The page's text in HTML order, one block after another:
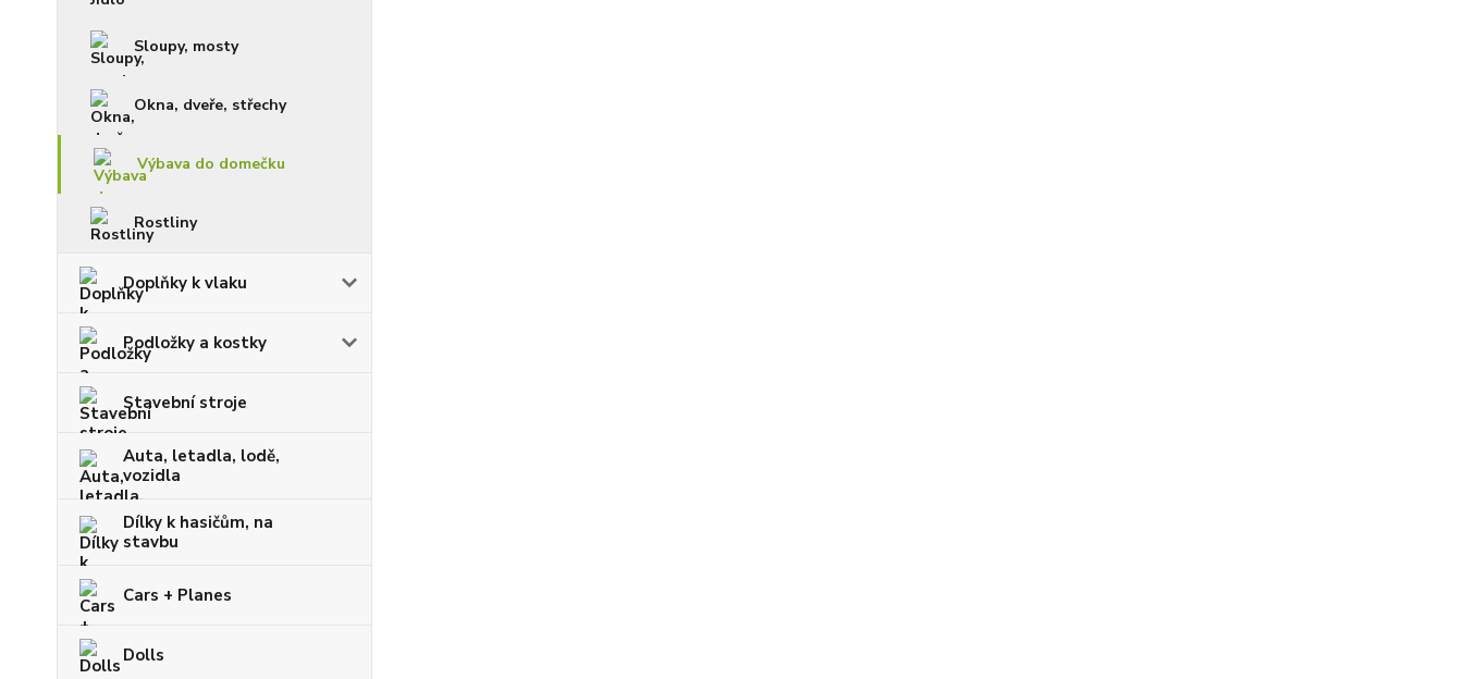
Sloupy, mosty
Okna, dveře, střechy
Výbava do domečku
Rostliny
Doplňky k vlaku
Podložky a kostky
Stavební stroje
Auta, letadla, lodě,
vozidla
Dílky k hasičům, na
stavbu
Cars + Planes
Dolls